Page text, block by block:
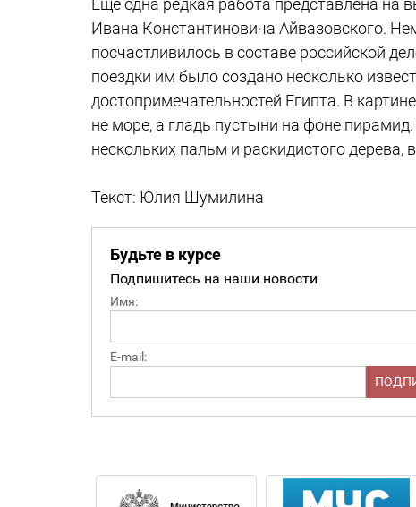
Еще одна редкая работа представлена на
Ивана Константиновича Айвазовского.
посчастливилось в составе российской
поездки им было создано несколько
достопримечательностей Египта. В
не море, а гладь пустыни на фоне
нескольких пальм и раскидистого
Текст: Юлия Шумилина
Будьте в курсе
Подпишитесь на наши новости
Имя:
E-mail: